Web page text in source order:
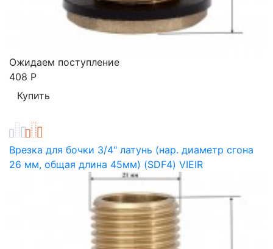
Ожидаем поступление
408 Р
Врезка для бочки 3/4" латунь (нар. диаметр сгона
26 мм, общая длина 45мм) (SDF4) VIEIR